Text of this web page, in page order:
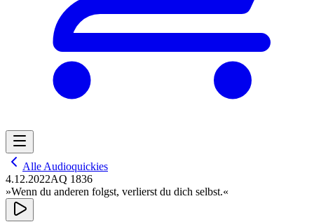
Alle Audioquickies
4.12.2022AQ 1836
»Wenn du anderen folgst, verlierst du dich selbst.«